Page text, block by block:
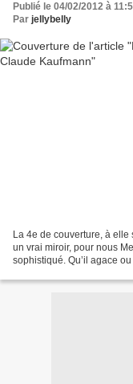
Publié le 04/02/2012 à
Par jellybelly
La 4e de couverture, à elle
un vrai miroir, pour nous
sophistiqué. Qu’il agace